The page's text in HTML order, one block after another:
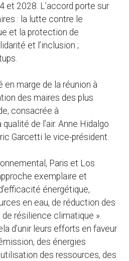
et 2028. L’accord porte sur
: la lutte contre le
et la protection de
et l’inclusion ;
en marge de la réunion à
des maires des plus
consacrée à
qualité de l’air. Anne Hidalgo
Garcetti le vice-président.
Paris et Los
exemplaire et
énergétique,
en eau, de réduction des
résilience climatique ».
d’unir leurs efforts en faveur
des énergies
des ressources, des